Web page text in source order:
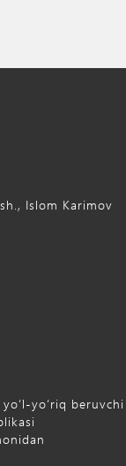
Islom Karimov
yo‘riq beruvchi